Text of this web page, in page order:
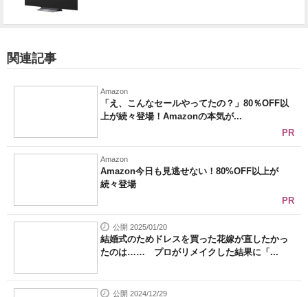
関連記事
Amazon
「え、こんなセールやってたの？」80％OFF以
上が続々登場！Amazonの本気が...
PR
Amazon
Amazon今日も見逃せない！80%OFF以上が
続々登場
PR
公開 2025/01/20
結婚式のためドレスを買った花嫁が直したかっ
たのは…… プロがリメイクした結果に「...
公開 2024/12/29